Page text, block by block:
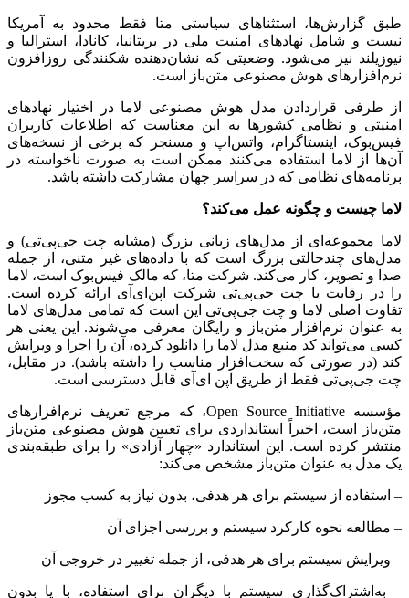
طبق گزارش‌ها، استثناهای سیاستی متا فقط محدود به آمریکا
نیست و شامل نهادهای امنیت ملی در بریتانیا، کانادا، استرالیا و
نیوزیلند نیز می‌شود. وضعیتی که نشان‌دهنده شکنندگی روزافزون
نرم‌افزارهای هوش مصنوعی متن‌باز است.
از طرفی قراردادن مدل هوش مصنوعی لاما در اختیار نهادهای
امنیتی و نظامی کشورها به این معناست که اطلاعات کاربران
فیس‌بوک، اینستاگرام، واتس‌اپ و مسنجر که برخی از نسخه‌های
آن‌ها از لاما استفاده می‌کنند ممکن است به صورت ناخواسته در
برنامه‌های نظامی که در سراسر جهان مشارکت داشته باشد.
لاما چیست و چگونه عمل می‌کند؟
لاما مجموعه‌ای از مدل‌های زبانی بزرگ (مشابه چت جی‌پی‌تی) و
مدل‌های چندحالتی بزرگ است که با داده‌های غیر متنی، از جمله
صدا و تصویر، کار می‌کند. شرکت متا، که مالک فیس‌بوک است، لاما
را در رقابت با چت جی‌پی‌تی شرکت اپن‌ای‌آی ارائه کرده است.
تفاوت اصلی لاما و چت جی‌پی‌تی این است که تمامی مدل‌های لاما
به عنوان نرم‌افزار متن‌باز و رایگان معرفی می‌شوند. این یعنی هر
کسی می‌تواند کد منبع مدل لاما را دانلود کرده، آن را اجرا و ویرایش
کند (در صورتی که سخت‌افزار مناسب را داشته باشد). در مقابل،
چت جی‌پی‌تی فقط از طریق اپن ای‌آی قابل دسترسی است.
مؤسسه Open Source Initiative، که مرجع تعریف نرم‌افزارهای
متن‌باز است، اخیراً استانداردی برای تعیین هوش مصنوعی متن‌باز
منتشر کرده است. این استاندارد «چهار آزادی» را برای طبقه‌بندی
یک مدل به عنوان متن‌باز مشخص می‌کند:
– استفاده از سیستم برای هر هدفی، بدون نیاز به کسب مجوز
– مطالعه نحوه کارکرد سیستم و بررسی اجزای آن
– ویرایش سیستم برای هر هدفی، از جمله تغییر در خروجی آن
– به‌اشتراک‌گذاری سیستم با دیگران برای استفاده، با یا بدون